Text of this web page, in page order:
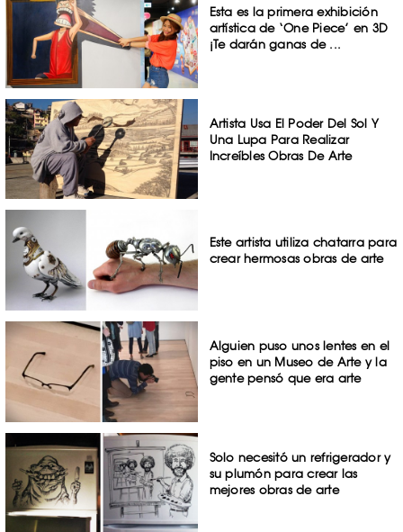
Esta es la primera exhibición
artística de ‘One Piece’ en 3D
¡Te darán ganas de ...
Artista Usa El Poder Del Sol Y
Una Lupa Para Realizar
Increíbles Obras De Arte
Este artista utiliza chatarra para
crear hermosas obras de arte
Alguien puso unos lentes en el
piso en un Museo de Arte y la
gente pensó que era arte
Solo necesitó un refrigerador y
su plumón para crear las
mejores obras de arte